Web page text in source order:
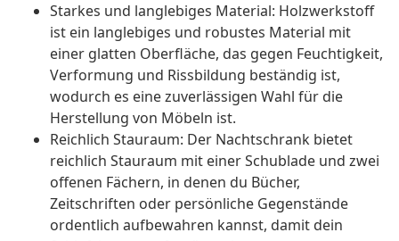
Starkes und langlebiges Material: Holzwerkstoff
ist ein langlebiges und robustes Material mit
einer glatten Oberfläche, das gegen Feuchtigkeit,
Verformung und Rissbildung beständig ist,
wodurch es eine zuverlässigen Wahl für die
Herstellung von Möbeln ist.
Reichlich Stauraum: Der Nachtschrank bietet
reichlich Stauraum mit einer Schublade und zwei
offenen Fächern, in denen du Bücher,
Zeitschriften oder persönliche Gegenstände
ordentlich aufbewahren kannst, damit dein